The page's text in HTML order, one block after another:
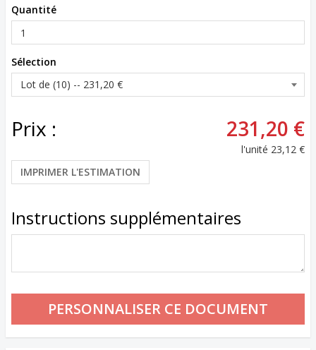
Quantité
Sélection
Prix : 231,20 €
l'unité 23,12 €
IMPRIMER L'ESTIMATION
Instructions supplémentaires